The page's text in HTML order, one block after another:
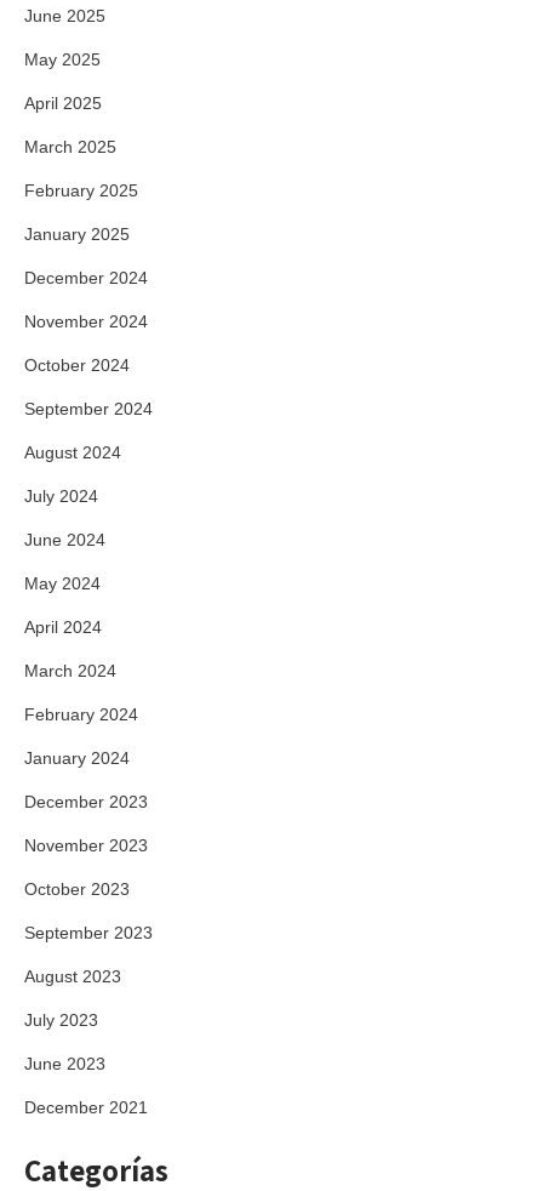
June 2025
May 2025
April 2025
March 2025
February 2025
January 2025
December 2024
November 2024
October 2024
September 2024
August 2024
July 2024
June 2024
May 2024
April 2024
March 2024
February 2024
January 2024
December 2023
November 2023
October 2023
September 2023
August 2023
July 2023
June 2023
December 2021
Categorías